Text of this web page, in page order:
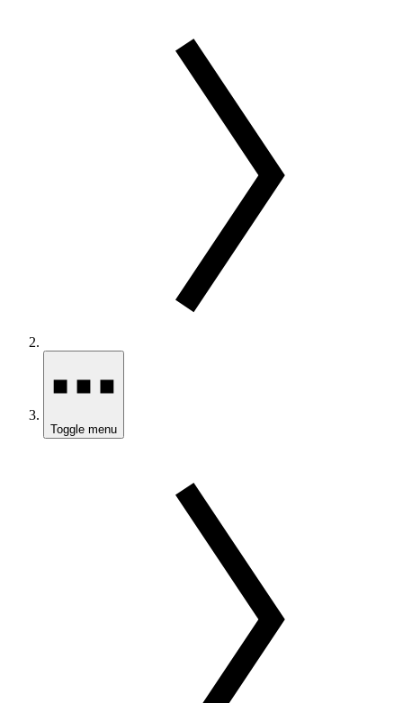
Toggle menu